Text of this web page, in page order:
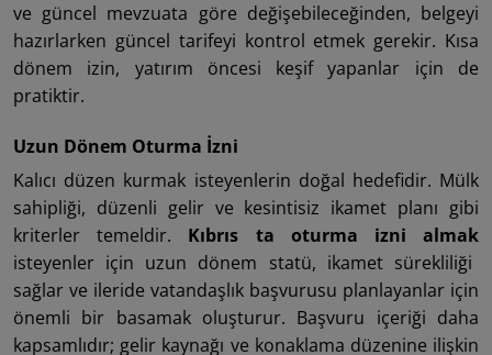
ve güncel mevzuata göre değişebileceğinden, belgeyi
hazırlarken güncel tarifeyi kontrol etmek gerekir. Kısa
dönem izin, yatırım öncesi keşif yapanlar için de
pratiktir.
Uzun Dönem Oturma İzni
Kalıcı düzen kurmak isteyenlerin doğal hedefidir. Mülk
sahipliği, düzenli gelir ve kesintisiz ikamet planı gibi
kriterler temeldir. Kıbrıs ta oturma izni almak
isteyenler için uzun dönem statü, ikamet sürekliliği
sağlar ve ileride vatandaşlık başvurusu planlayanlar için
önemli bir basamak oluşturur. Başvuru içeriği daha
kapsamlıdır; gelir kaynağı ve konaklama düzenine ilişkin